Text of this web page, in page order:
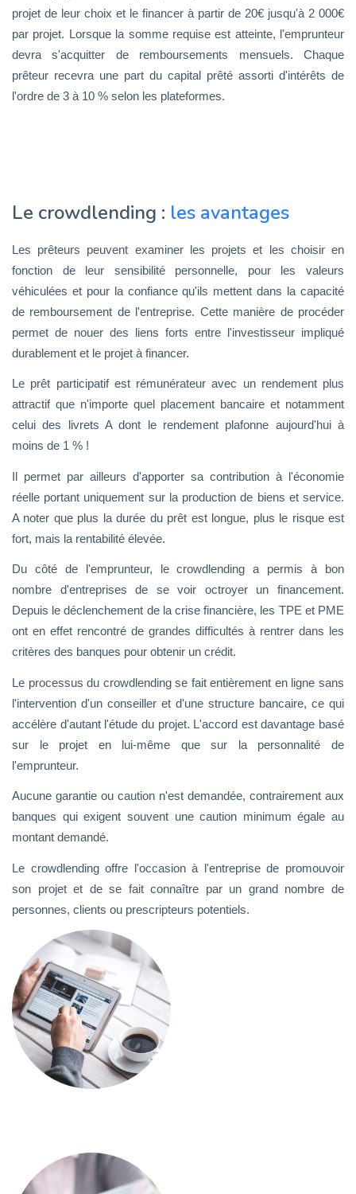
projet de leur choix et le financer à partir de 20€ jusqu'à 2 000€
par projet. Lorsque la somme requise est atteinte, l'emprunteur
devra s'acquitter de remboursements mensuels. Chaque
prêteur recevra une part du capital prêté assorti d'intérêts de
l'ordre de 3 à 10 % selon les plateformes.
Le crowdlending : les avantages
Les prêteurs peuvent examiner les projets et les choisir en
fonction de leur sensibilité personnelle, pour les valeurs
véhiculées et pour la confiance qu'ils mettent dans la capacité
de remboursement de l'entreprise. Cette manière de procéder
permet de nouer des liens forts entre l'investisseur impliqué
durablement et le projet à financer.
Le prêt participatif est rémunérateur avec un rendement plus
attractif que n'importe quel placement bancaire et notamment
celui des livrets A dont le rendement plafonne aujourd'hui à
moins de 1 % !
Il permet par ailleurs d'apporter sa contribution à l'économie
réelle portant uniquement sur la production de biens et service.
A noter que plus la durée du prêt est longue, plus le risque est
fort, mais la rentabilité élevée.
Du côté de l'emprunteur, le crowdlending a permis à bon
nombre d'entreprises de se voir octroyer un financement.
Depuis le déclenchement de la crise financière, les TPE et PME
ont en effet rencontré de grandes difficultés à rentrer dans les
critères des banques pour obtenir un crédit.
Le processus du crowdlending se fait entièrement en ligne sans
l'intervention d'un conseiller et d'une structure bancaire, ce qui
accélère d'autant l'étude du projet. L'accord est davantage basé
sur le projet en lui-même que sur la personnalité de
l'emprunteur.
Aucune garantie ou caution n'est demandée, contrairement aux
banques qui exigent souvent une caution minimum égale au
montant demandé.
Le crowdlending offre l'occasion à l'entreprise de promouvoir
son projet et de se fait connaître par un grand nombre de
personnes, clients ou prescripteurs potentiels.